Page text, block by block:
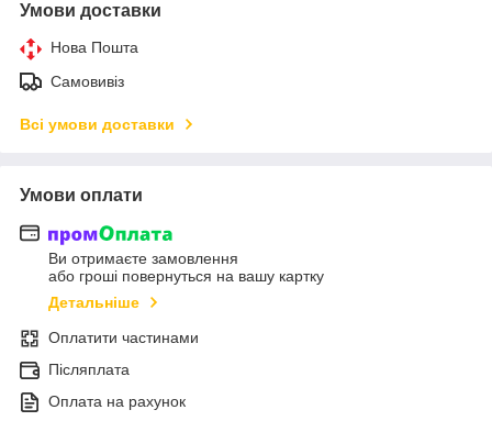
Умови доставки
Нова Пошта
Самовивіз
Всі умови доставки
Умови оплати
Ви отримаєте замовлення
або гроші повернуться на вашу картку
Детальніше
Оплатити частинами
Післяплата
Оплата на рахунок